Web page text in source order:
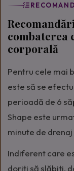
Recomandări
combaterea
corporală
Pentru cele mai
este să se
perioadă de 6
Shape este
minute de
Indiferent care
doriți să slăbiți,